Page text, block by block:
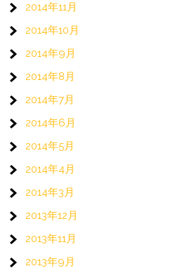
2014年11月
2014年10月
2014年9月
2014年8月
2014年7月
2014年6月
2014年5月
2014年4月
2014年3月
2013年12月
2013年11月
2013年9月